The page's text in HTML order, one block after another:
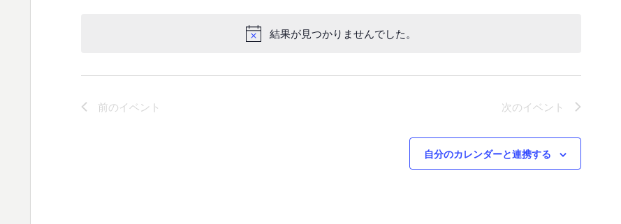
結果が見つかりませんでした。
択
前のイベント 次のイベント
自分のカレンダーと連携する